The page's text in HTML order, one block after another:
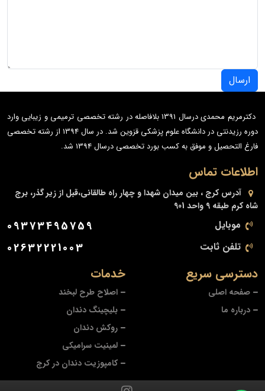
ارسال
دکترمریم محمدی درسال 1391 بلافاصله در رشته تخصصی ترمیمی و زیبایی وارد
دوره رزیدنتی در دانشگاه علوم پزشکی قزوین شد. در سال 1394 از رشته تخصصی
فارغ التحصیل و موفق به کسب بورد تخصصی درسال 1394 شد.
خدمات
اصلاح طرح لبخند
بلیچینگ دندان
روکش دندان
لمینیت سرامیکی
کامپوزیت دندان در کرج
دسترسی سریع
صفحه اصلی
درباره ما
اطلاعات تماس
آدرس کرج ، بین میدان شهدا و چهار راه طالقانی،قبل از زیر گذر، برج
شاه کرم طبقه 9 واحد 901
موبایل 09373495759
تلفن ثابت 02632221003